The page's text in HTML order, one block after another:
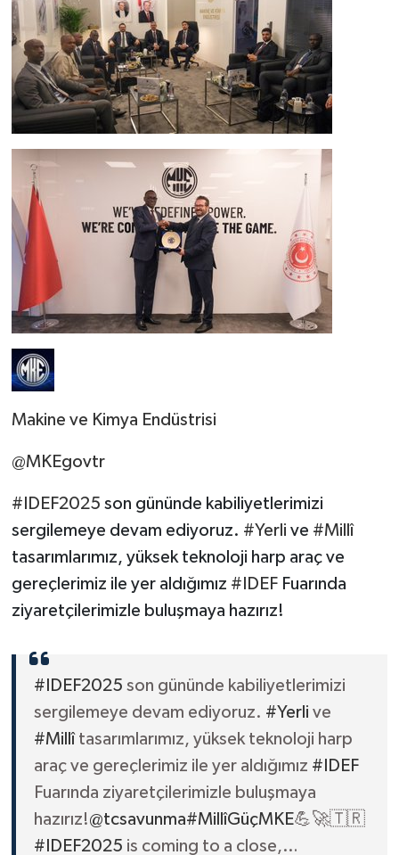
Makine ve Kimya Endüstrisi
@MKEgovtr
#IDEF2025 son gününde kabiliyetlerimizi
sergilemeye devam ediyoruz. #Yerli ve #Millî
tasarımlarımız, yüksek teknoloji harp araç ve
gereçlerimiz ile yer aldığımız #IDEFFuarında
ziyaretçilerimizle buluşmaya hazırız!
#IDEF2025 son gününde kabiliyetlerimizi
sergilemeye devam ediyoruz. #Yerli ve
#Millîtasarımlarımız, yüksek teknoloji harp
araç ve gereçlerimiz ile yer aldığımız #IDEF
Fuarında ziyaretçilerimizle buluşmaya
hazırız!@tcsavunma#MillîGüçMKE💪🚀🇹🇷
#IDEF2025 is coming to a close,…